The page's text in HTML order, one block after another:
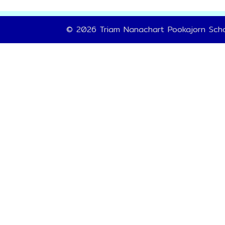
© 2026 Triam Nanachart Pookajorn